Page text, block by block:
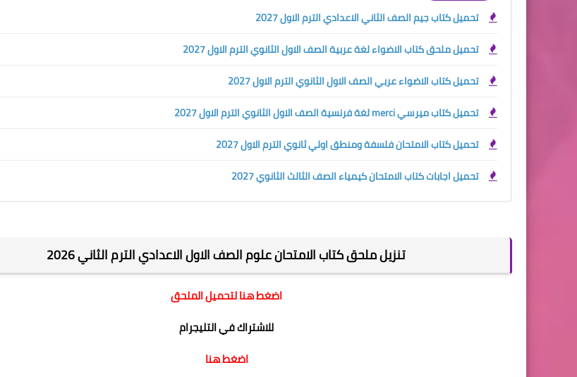
تحميل كتاب جيم الصف الثاني الاعدادي الترم الاول 2027
تحميل ملحق كتاب الاضواء لغة عربية الصف الاول الثانوي الترم الاول 2027
تحميل كتاب الاضواء عربي الصف الاول الثانوي الترم الاول 2027
تحميل كتاب ميرسي merci لغة فرنسية الصف الاول الثانوي الترم الاول 2027
تحميل كتاب الامتحان فلسفة ومنطق اولي ثانوي الترم الاول 2027
تحميل اجابات كتاب الامتحان كيمياء الصف الثالث الثانوي 2027
تنزيل ملحق كتاب الامتحان علوم الصف الاول الاعدادي الترم الثاني 2026
اضغط هنا لتحميل الملحق
للاشتراك في التليجرام
اضغط هنا